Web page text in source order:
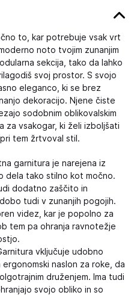
to, kar potrebuje vsak vrt
noto tvojim zunanjim
sekcija, tako da lahko
svoj prostor. S svojo
eleganco, ki se brez
dekoracijo. Njene čiste
sodobnim oblikovalskim
za vsakogar, ki želi izboljšati
tem žrtvoval stil.
garnitura je narejena iz
dela tako stilno kot močno.
dodatno zaščito in
tudi v zunanjih pogojih.
videz, kar je popolno za
tem pa ohranja ravnotežje
vključuje udobno
naslon za roke, da
druženjem. Ima tudi
svojo obliko in so